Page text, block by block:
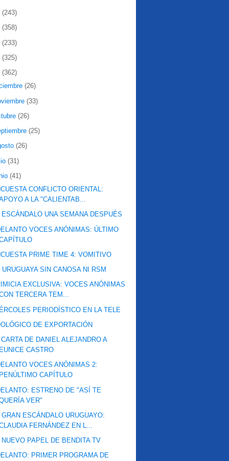
(243)
(358)
(233)
(325)
(362)
(26)
(33)
(26)
(25)
(26)
(31)
(41)
CONFLICTO ORIENTAL:
A LA "CALIENTAB...
ESCÁNDALO UNA SEMANA DESPUÉS
VOCES ANÓNIMAS: ÚLTIMO
PRIME TIME 4: VOMITIVO
URUGUAYA SIN CANOSA NI RSM
EXCLUSIVA: VOCES ANÓNIMAS
TERCERA TEM...
PERIODÍSTICO EN LA TELE
DE EXPORTACIÓN
CARTA DE DANIEL ALEJANDRO A
CASTRO
VOCES ANÓNIMAS 2:
CAPÍTULO
ESTRENO DE "ASÍ TE
VER"
GRAN ESCÁNDALO URUGUAYO:
FERNÁNDEZ EN L...
NUEVO PAPEL DE BENDITA TV
PRIMER PROGRAMA DE